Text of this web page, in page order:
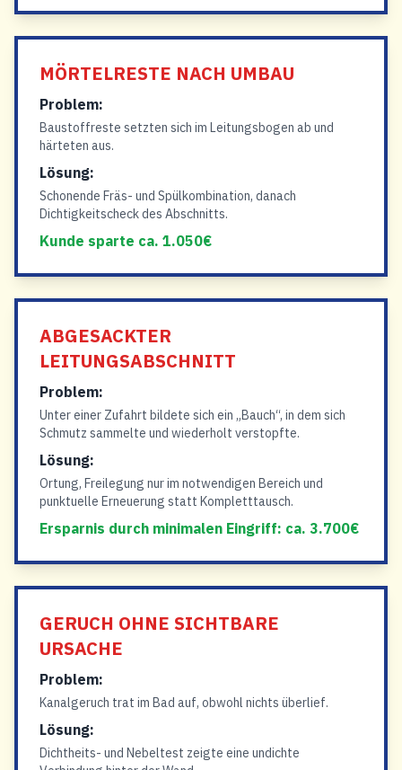
MÖRTELRESTE NACH UMBAU
Problem:
Baustoffreste setzten sich im Leitungsbogen ab und
härteten aus.
Lösung:
Schonende Fräs- und Spülkombination, danach
Dichtigkeitscheck des Abschnitts.
Kunde sparte ca. 1.050€
ABGESACKTER
LEITUNGSABSCHNITT
Problem:
Unter einer Zufahrt bildete sich ein „Bauch“, in dem sich
Schmutz sammelte und wiederholt verstopfte.
Lösung:
Ortung, Freilegung nur im notwendigen Bereich und
punktuelle Erneuerung statt Kompletttausch.
Ersparnis durch minimalen Eingriff: ca. 3.700€
GERUCH OHNE SICHTBARE
URSACHE
Problem:
Kanalgeruch trat im Bad auf, obwohl nichts überlief.
Lösung:
Dichtheits- und Nebeltest zeigte eine undichte